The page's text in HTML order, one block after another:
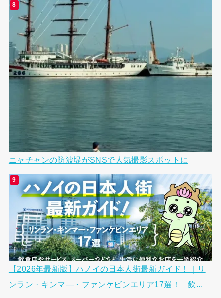
ニャチャンの防波堤がSNSで人気撮影スポットに
【2026年最新版】ハノイの日本人街最新ガイド！｜リ
ンラン・キンマ―・ファンケビンエリア17選！｜飲...